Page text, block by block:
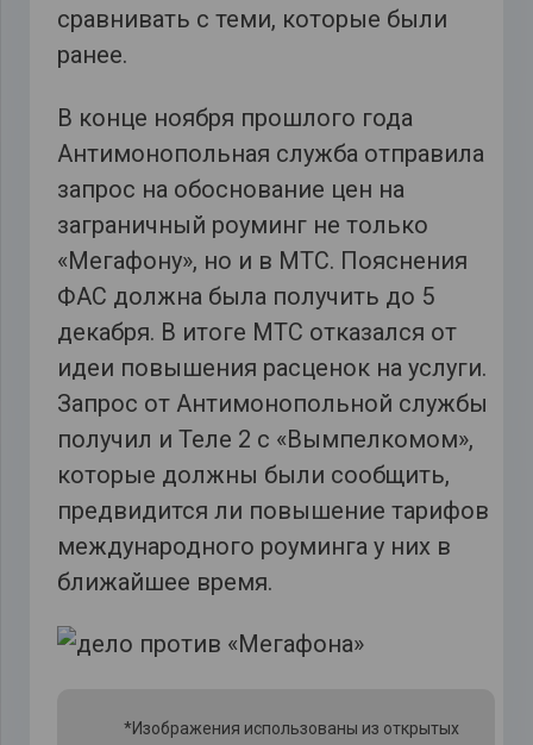
сравнивать с теми, которые были
ранее.
В конце ноября прошлого года
Антимонопольная служба отправила
запрос на обоснование цен на
заграничный роуминг не только
«Мегафону», но и в МТС. Пояснения
ФАС должна была получить до 5
декабря. В итоге МТС отказался от
идеи повышения расценок на услуги.
Запрос от Антимонопольной службы
получил и Теле 2 с «Вымпелкомом»,
которые должны были сообщить,
предвидится ли повышение тарифов
международного роуминга у них в
ближайшее время.
*Изображения использованы из открытых